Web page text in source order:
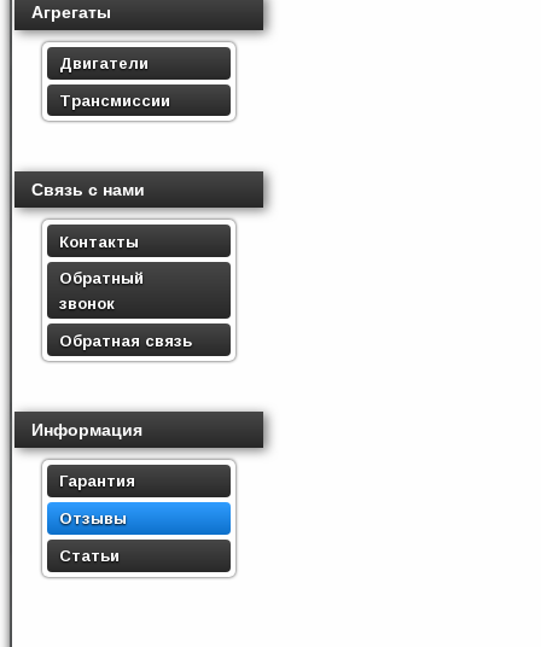
Агрегаты
Двигатели
Трансмиссии
Связь с нами
Контакты
Обратный
звонок
Обратная связь
Информация
Гарантия
Отзывы
Статьи